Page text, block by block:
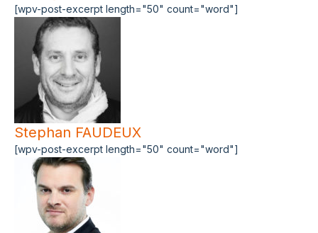
[wpv-post-excerpt length="50" count="word"]
Stephan FAUDEUX
[wpv-post-excerpt length="50" count="word"]